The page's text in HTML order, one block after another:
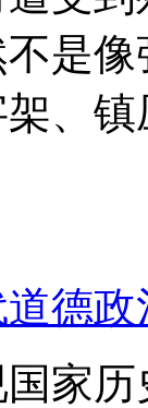
是
、
德政
家